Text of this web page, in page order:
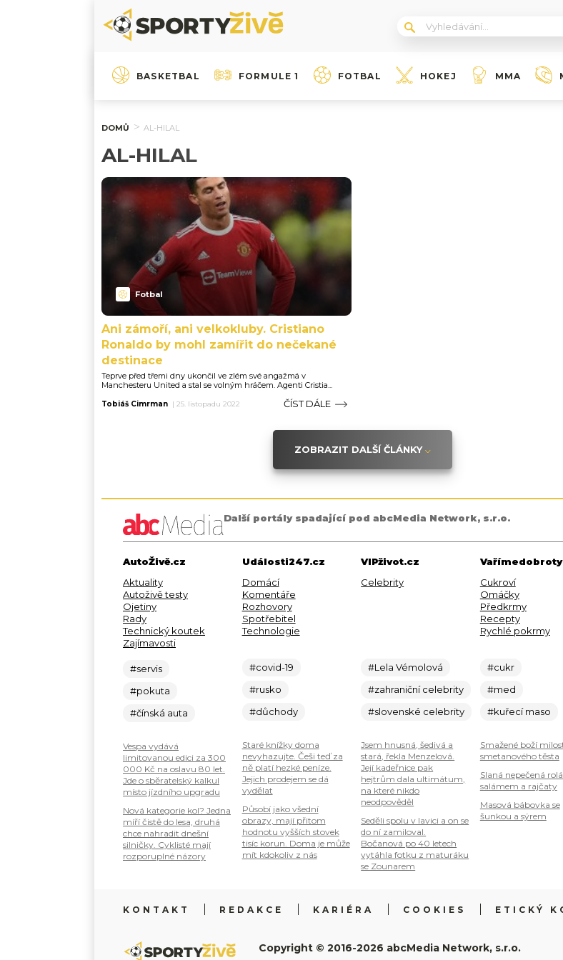
BASKETBAL FORMULE 1 FOTBAL HOKEJ MMA
DOMŮ AL-HILAL
AL-HILAL
Fotbal
Ani zámoří, ani velkokluby. Cristiano
Ronaldo by mohl zamířit do nečekané
destinace
Teprve před třemi dny ukončil ve zlém své angažmá v
Manchesteru United a stal se volným hráčem. Agenti Cristia...
Tobiáš Cimrman | 25. listopadu 2022 ČÍST DÁLE
ZOBRAZIT DALŠÍ ČLÁNKY
Další portály spadající pod abcMedia Network, s.r.o.
AutoŽivě.cz
Aktuality
Autoživě testy
Ojetiny
Rady
Technický koutek
Zajímavosti
#servis
#pokuta
#čínská auta
Vespa vydává
limitovanou edici za 300
000 Kč na oslavu 80 let.
Jde o sběratelský kalkul
místo jízdního upgradu
Nová kategorie kol? Jedna
míří čistě do lesa, druhá
chce nahradit dnešní
silničky. Cyklisté mají
rozporuplné názory
Události247.cz
Domácí
Komentáře
Rozhovory
Spotřebitel
Technologie
#covid-19
#rusko
#důchody
Staré knížky doma
nevyhazujte. Češi teď za
ně platí hezké peníze.
Jejich prodejem se dá
vydělat
Působí jako všední
obrazy, mají přitom
hodnotu vyšších stovek
tisíc korun. Doma je může
mít kdokoliv z nás
VIPživot.cz
Celebrity
#Lela Vémolová
#zahraniční celebrity
#slovenské celebrity
Jsem hnusná, šedivá a
stará, řekla Menzelová.
Její kadeřnice pak
hejtrům dala ultimátum,
na které nikdo
neodpověděl
Seděli spolu v lavici a on se
do ní zamiloval.
Bočanová po 40 letech
vytáhla fotku z maturáku
se Zounarem
Cukroví
Omáčky
Předkrmy
Recepty
Rychlé pokrmy
#cukr
#med
#kuřecí maso
Smažené boží
smetanového těsta
Slaná nepečená
salámem a rajčaty
Masová bábovka se
šunkou a sýrem
KONTAKT REDAKCE KARIÉRA COOKIES ETICKÝ
Copyright © 2016-2026 abcMedia Network, s.r.o.